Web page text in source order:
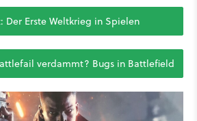
Der Erste Weltkrieg in Spielen
verdammt? Bugs in Battlefield